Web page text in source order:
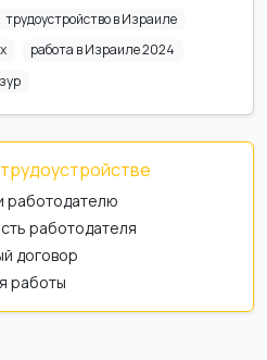
трудоустройство в Израиле
работа в Израиле 2024
работодателю
работодателя
договор
работы